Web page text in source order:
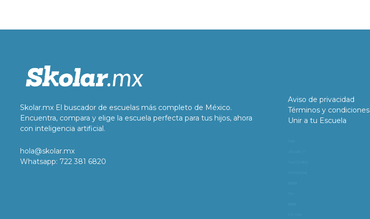
Skolar.mx El buscador de escuelas más completo de México.
Encuentra, compara y elige la escuela perfecta para tus hijos, ahora
con inteligencia artificial.
hola@skolar.mx
Whatsapp: 722 381 6820
Aviso de privacidad
Términos y condiciones
Unir a tu Escuela